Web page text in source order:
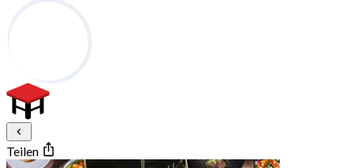
Teilen